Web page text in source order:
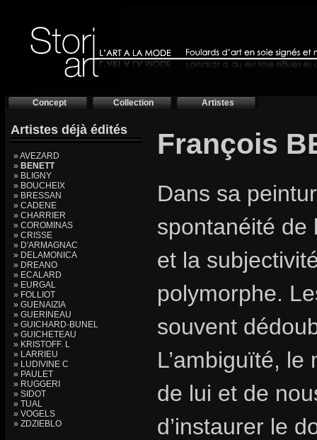
Concept Collection Artistes
Artistes déjà édités
» AVEZARD
» BENETT
» BLIGNY
» BOUCHEIX
» BRESSAN
» CADENE
» CHARRIER
» COROMINAS
» CRISSE
» D'ARMAGNAC
» DELAMONICA
» DREANO
» ECALARD
» EURGAL
» FOLLIOT
» GUENAIZIA
» GUERINEAU
» GUICHARD-BUNEL
» GUICHETEAU
» KRISTOFF. L
» LARRIEU
» LUDIVINE C
» PAULET
» RUGGERI
» SIDOT
» TUAL
» VOGELS
» ZDZIEBLO
François
Dans sa
spontanéité de
et la
polymorphe.
souvent
L’ambiguïté,
de lui et de
d’instaurer le